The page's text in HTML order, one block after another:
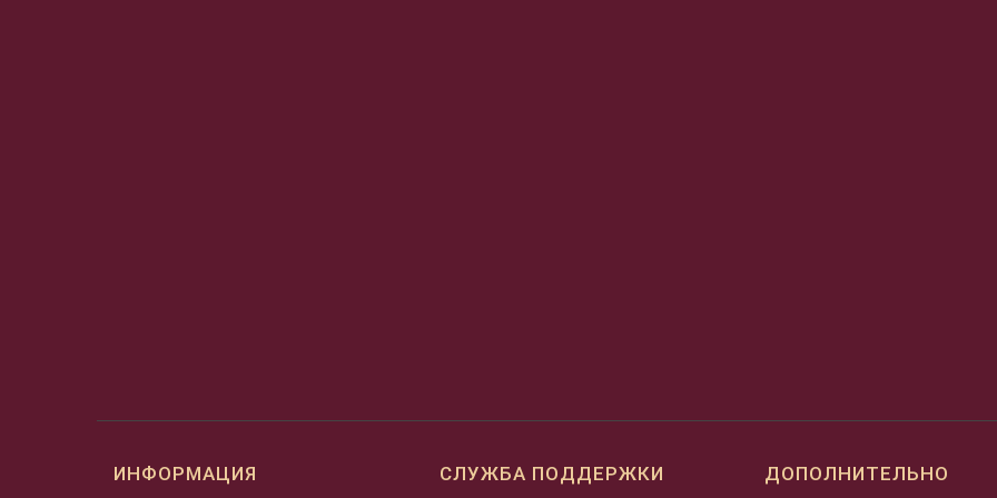
ИНФОРМАЦИЯ СЛУЖБА ПОДДЕРЖКИ ДОПОЛНИТЕЛЬНО